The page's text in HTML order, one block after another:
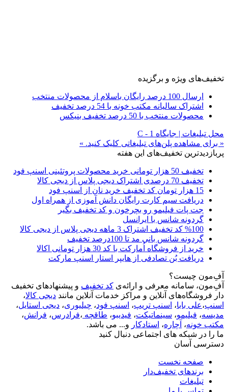
تخفیف‌های ویژه و برگزیده
ارسال 100 درصد رایگان باسلام از محصولات منتخب
اشتراک سالیانه مکتب خونه با 54 درصد تخفیف
محصولات منتخب با 50 درصد تخفیف بنیکس
محل تبلیغات | جایگاه C - 1
« برای مشاهده پلن‌های تبلیغاتی کلیک کنید. »
پربازدیدترین تخفیف‌های این هفته
تخفیف 50 هزار تومانی خرید محصولات پروتئینی اسنپ فود
تخفیف 70 درصدی اشتراک دیجی پلاس از دیجی کالا
15 هزار تومان کد تخفیف خرید نان از اسنپ فود
دریافت سیم کارت رایگان دانش آموزی از همراه اول
جت پات فیلیمو رو بچرخون و کد تخفیف بگیر
گردونه شانس با ایرانسل
%100 کد تخفیف اشتراک 3 ماهه دیجی پلاس از دیجی کالا
گردونه شانس بانی مد تا 100درصد تخفیف
خرید از فروشگاه اُمارکت با کد 30 هزار تومانی اکالا
دریافت بُن تصادفی از هایپر استار اسنپ مارکت
آفِ‌مون چیست؟
آفِ‌مون، سامانه معرفی و ارائه‌ی کد تخفیف و پیشنهادهای تخفیف
دار فروشگاه‌های آنلاین و مراکز خدمات آنلاین مانند دیجی کالا،
اسنپ،علی بابا، اسنپ تریپ، اسنپ فود، چیلیوری، دیجی استایل،
مدیسه، فیلیمو، سینماتیکت، فیدیبو، طاقچه ،فرادرس، فرانش،
مکتب خونه، آچاره، استادکار و... می باشد.
ما را در شبکه های اجتماعی دنبال کنید
دسترسی آسان
صفحه نخست
برندهای تخفیف‌دار
تبلیغات